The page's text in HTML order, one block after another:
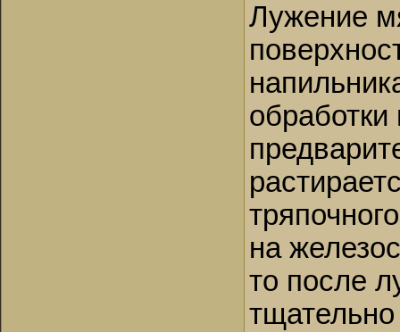
Лужение
на
то после